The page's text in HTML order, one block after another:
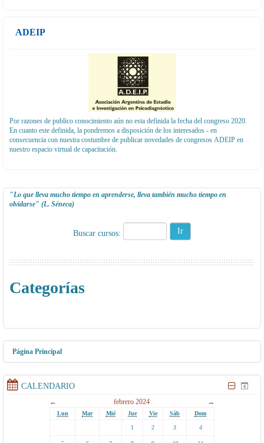
ADEIP
Por razones de publico conocimiento aún no esta definida la fecha del congreso 2020.
En cuanto este definida, la pondremos a disposición de los interesados - en
consecuencia con nuestra costumbre de publicar novedades de congresos ADEIP en
nuestro espacio virtual de capacitación.
"Lo que lleva mucho tiempo en aprenderse, lleva también mucho tiempo en
olvidarse" (L. Séneca)
Buscar cursos:
Categorías
Página Principal
CALENDARIO
← febrero 2024 →
Lun Mar Mié Jue Vie Sáb Dom
1 2 3 4